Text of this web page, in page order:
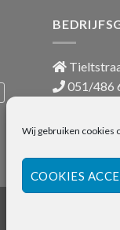
Wij gebruiken cookies
COOKIES
051/486
BTW nr.: